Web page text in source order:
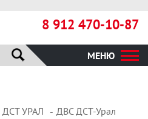
8 912 470-10-87
МЕНЮ
ДСТ УРАЛ
ДВС ДСТ-Урал